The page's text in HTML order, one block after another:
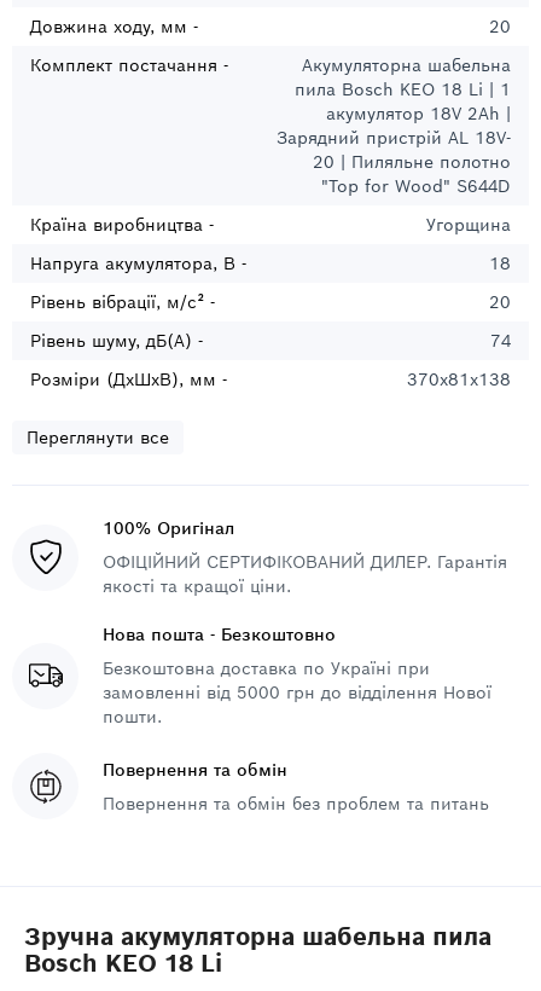
Довжина ходу, мм -
20
Комплект постачання -
Акумуляторна шабельна
пила Bosch KEO 18 Li | 1
акумулятор 18V 2Ah |
Зарядний пристрій AL 18V-
20 | Пиляльне полотно
"Top for Wood" S644D
Країна виробництва -
Угорщина
Напруга акумулятора, В -
18
Рівень вібрації, м/с² -
20
Рівень шуму, дБ(А) -
74
Розміри (ДхШхВ), мм -
370x81x138
Переглянути все
100% Оригінал
ОФІЦІЙНИЙ СЕРТИФІКОВАНИЙ ДИЛЕР. Гарантія
якості та кращої ціни.
Нова пошта - Безкоштовно
Безкоштовна доставка по Україні при
замовленні від 5000 грн до відділення Нової
пошти.
Повернення та обмін
Повернення та обмін без проблем та питань
Зручна акумуляторна шабельна пила
Bosch KEO 18 Li